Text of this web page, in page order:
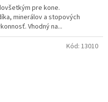
pre kone.
minerálov a stopových
Vhodný na...
Kód: 13010